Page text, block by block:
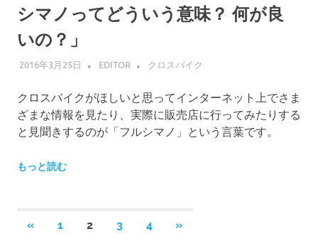
シマノってどういう意味？ 何が良
いの？」
2016年3月25日 EDITOR クロスバイク
クロスバイクがほしいと思ってインターネット上でさま
ざまな情報を見たり、実際に販売店に行ってみたりする
と見聞きするのが「フルシマノ」という言葉です。
もっと読む
投
«前
1 2 3 4
次
»